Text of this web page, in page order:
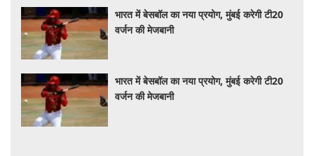
भारत में बेसबॉल का नया प्रयोग, मुंबई करेगी टी20
वर्जन की मेजबानी
भारत में बेसबॉल का नया प्रयोग, मुंबई करेगी टी20
वर्जन की मेजबानी